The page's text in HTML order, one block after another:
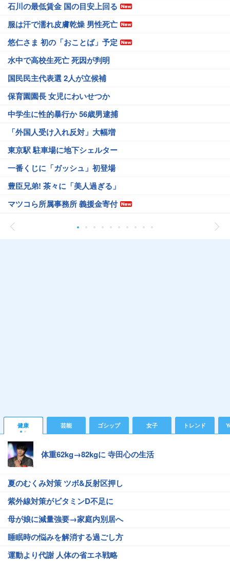
石川の最低賃金 国の目安上回る
服は汗で濡れ皮膚乾燥 男性死亡
悠仁さま 初の「おことば」予定
水中で高校生死亡 死因が判明
国民民主代表選 2人が立候補
保育園園長 女児にわいせつか
中学生に性的暴行か 56歳男逮捕
「外国人受け入れ反対」大幅増
東京駅 駐車場に地下シェルター
一番くじに「ガッシュ」初登場
豊臣兄弟! 茶々に「美人過ぎる」
マツコら所属事務所 義援金寄付
健康 芸能 ゴシップ 女子 トレンド
体重62kg→82kgに 寺田心の生活
夏のむくみ対策 ツボ&反射区押し
紫外線対策がビタミンD不足に
母が娘に減量強要→家庭内別居へ
睡眠時の悩みを解消する過ごし方
運動より代謝 人体の省エネ戦略